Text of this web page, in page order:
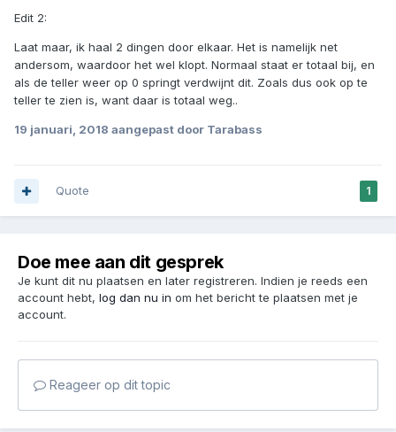
Edit 2:
Laat maar, ik haal 2 dingen door elkaar. Het is namelijk net
andersom, waardoor het wel klopt. Normaal staat er totaal bij, en
als de teller weer op 0 springt verdwijnt dit. Zoals dus ook op te
teller te zien is, want daar is totaal weg..
19 januari, 2018 aangepast door Tarabass
1
Quote
Doe mee aan dit gesprek
Je kunt dit nu plaatsen en later registreren. Indien je reeds een
account hebt, log dan nu in om het bericht te plaatsen met je
account.
Reageer op dit topic